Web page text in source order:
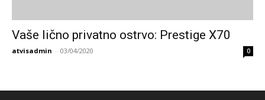
Vaše lično privatno ostrvo: Prestige X70
atvisadmin - 03/04/2020 0